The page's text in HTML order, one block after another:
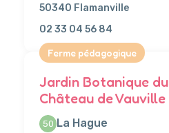
50340 Flamanville
02 33 04 56 84
Ferme pédagogique
Jardin Botanique du
Château de Vauville
50 La Hague